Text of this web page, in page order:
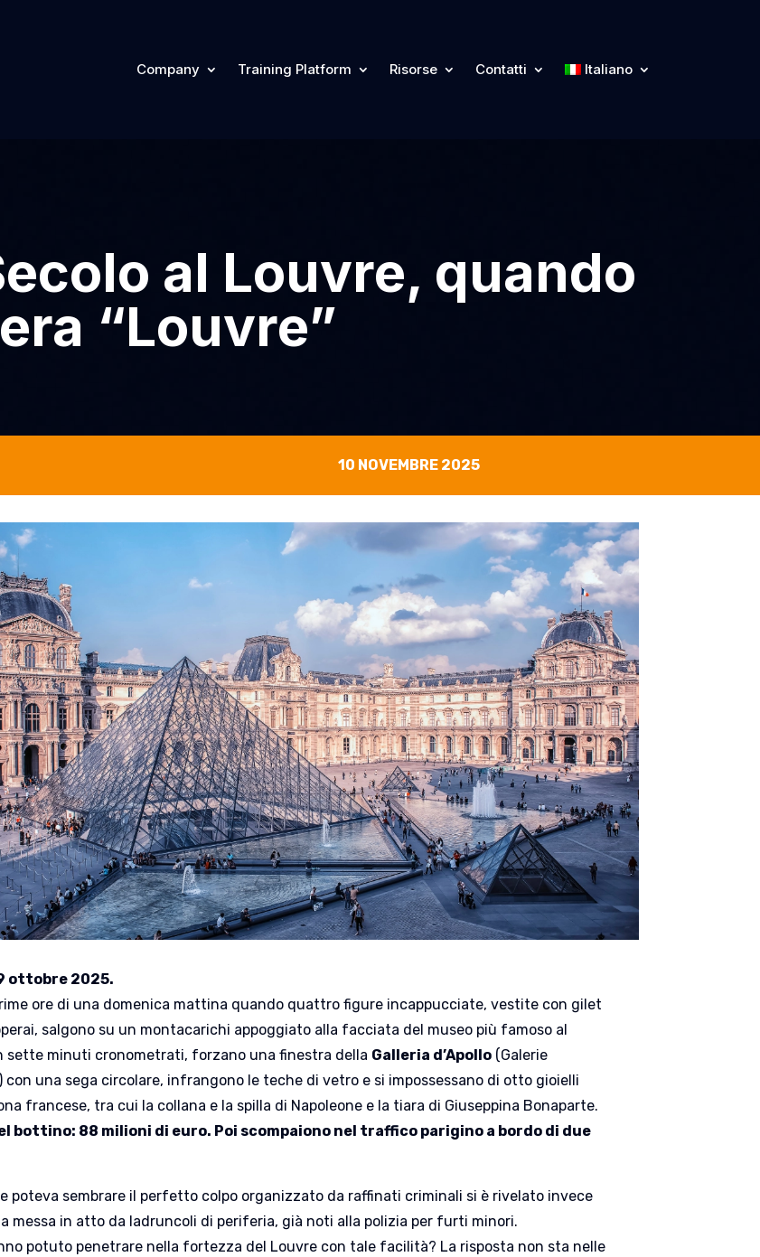
Company Training Platform Risorse Contatti Italiano
al Louvre, quando
“Louvre”
10 NOVEMBRE 2025
ottobre 2025.
ore di una domenica mattina quando quattro figure incappucciate, vestite con gilet
salgono su un montacarichi appoggiato alla facciata del museo più famoso al
sette minuti cronometrati, forzano una finestra della Galleria d’Apollo (Galerie
con una sega circolare, infrangono le teche di vetro e si impossessano di otto gioielli
francese, tra cui la collana e la spilla di Napoleone e la tiara di Giuseppina Bonaparte.
bottino: 88 milioni di euro. Poi scompaiono nel traffico parigino a bordo di due
poteva sembrare il perfetto colpo organizzato da raffinati criminali si è rivelato invece
messa in atto da ladruncoli di periferia, già noti alla polizia per furti minori.
potuto penetrare nella fortezza del Louvre con tale facilità? La risposta non sta nelle